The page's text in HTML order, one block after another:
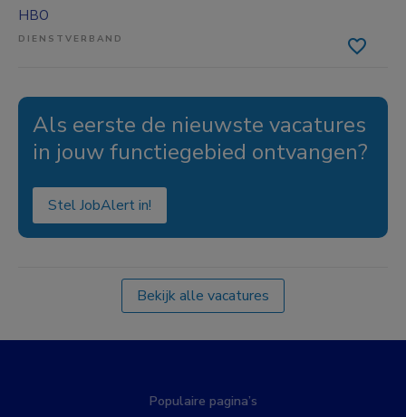
HBO
DIENSTVERBAND
Als eerste de nieuwste vacatures
in jouw functiegebied ontvangen?
Stel JobAlert in!
Bekijk alle vacatures
Populaire pagina’s